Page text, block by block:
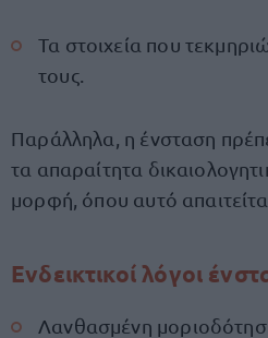
Τα στοιχεία που
τους.
Παράλληλα, η ένσταση
τα απαραίτητα
μορφή, όπου αυτό
Ενδεικτικοί λόγοι
Λανθασμένη